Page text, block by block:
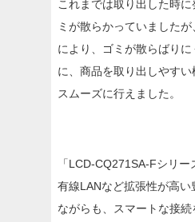
これまでは取り出した時
ミが散らかっていました
により、ゴミが散らばり
に、商品を取り出しやす
スムーズに行えました。
「LCD-CQ271SA-Fシリ
有線LANなど拡張性が高い
ながらも、スマートな接